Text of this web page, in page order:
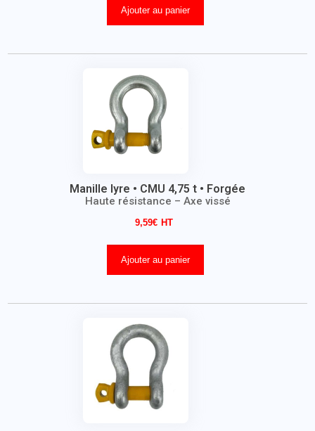
Ajouter au panier
Manille lyre • CMU 4,75 t • Forgée
Haute résistance – Axe vissé
9,59€
Ajouter au panier